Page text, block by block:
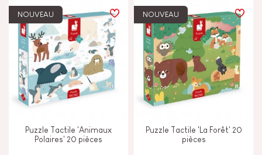
Mémoriser & assimiler
Toucher voir & entendre
Cloche ou Grelot
NOUVEAU
Puzzle Tactile 'Animaux
Polaires' 20 pièces
NOUVEAU
Puzzle Tactile 'La Forêt' 20
pièces